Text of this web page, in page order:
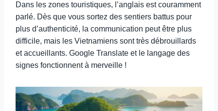
Dans les zones touristiques, l’anglais est couramment
parlé. Dès que vous sortez des sentiers battus pour
plus d’authenticité, la communication peut être plus
difficile, mais les Vietnamiens sont très débrouillards
et accueillants. Google Translate et le langage des
signes fonctionnent à merveille !